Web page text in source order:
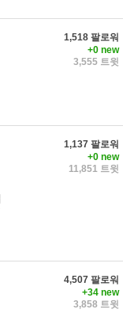
1,518 팔로워
+0 new
3,555 트윗
1,137 팔로워
+0 new
11,851 트윗
4,507 팔로워
+34 new
3,858 트윗